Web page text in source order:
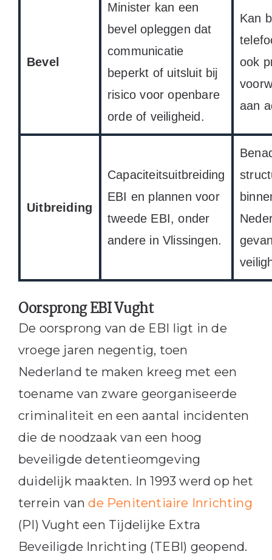
Bevel
Minister kan een
bevel opleggen dat
communicatie
beperkt of uitsluit bij
risico voor openbare
orde of veiligheid.
Kan
ook
aan
Uitbreiding
Capaciteitsuitbreiding
EBI en plannen voor
tweede EBI, onder
andere in Vlissingen.
Oorsprong EBI Vught
De oorsprong van de EBI ligt in de
vroege jaren negentig, toen
Nederland te maken kreeg met een
toename van zware georganiseerde
criminaliteit en een aantal incidenten
die de noodzaak van een hoog
beveiligde detentieomgeving
duidelijk maakten. In 1993 werd op het
terrein vande Penitentiaire Inrichting
(PI) Vught een Tijdelijke Extra
Beveiligde Inrichting (TEBI) geopend.